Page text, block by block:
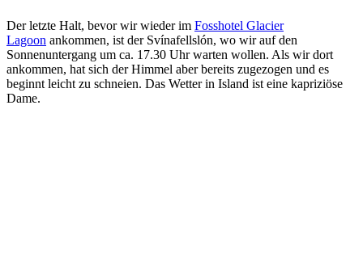
Der letzte Halt, bevor wir wieder im Fosshotel Glacier
Lagoon ankommen, ist der Svínafellslón, wo wir auf den
Sonnenuntergang um ca. 17.30 Uhr warten wollen. Als wir dort
ankommen, hat sich der Himmel aber bereits zugezogen und es
beginnt leicht zu schneien. Das Wetter in Island ist eine kapriziöse
Dame.